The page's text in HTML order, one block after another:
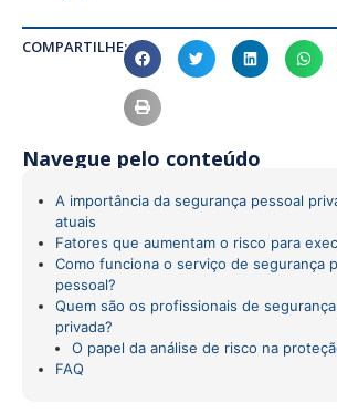
COMPARTILHE:
Navegue pelo conteúdo
A importância da segurança pessoal
atuais
Fatores que aumentam o risco para
Como funciona o serviço de segurança
pessoal?
Quem são os profissionais de
privada?
O papel da análise de risco na
FAQ